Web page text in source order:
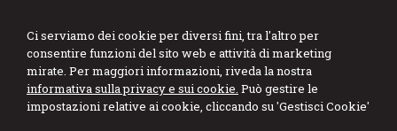
Ci serviamo dei cookie per diversi fini, tra l'altro per
consentire funzioni del sito web e attività di marketing
mirate. Per maggiori informazioni, riveda la nostra
informativa sulla privacy e sui cookie. Può gestire le
impostazioni relative ai cookie, cliccando su 'Gestisci Cookie'
Bezzegato Rigoni Ranzato
Lorenzin Pierobon
Network professionale
Menu